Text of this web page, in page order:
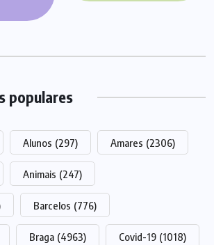
populares
Alunos (297) Amares (2306)
Animais (247)
Barcelos (776)
Braga (4963) Covid-19 (1018)